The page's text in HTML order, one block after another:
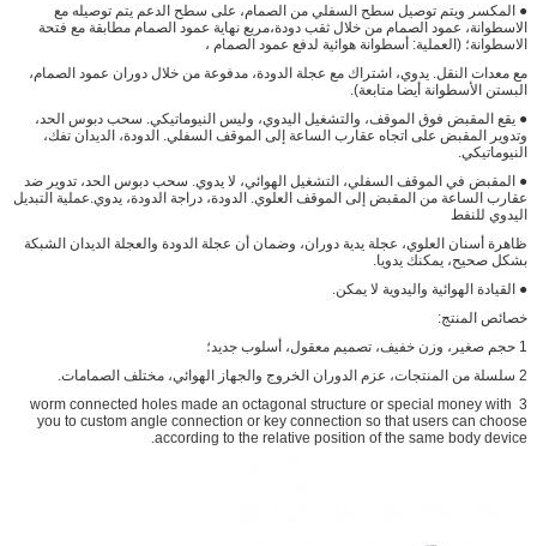
● المكسر ويتم توصيل سطح السفلي من الصمام، على سطح الدعم يتم توصيله مع
الاسطوانة، عمود الصمام من خلال ثقب دودة،مربع نهاية عمود الصمام مطابقة مع فتحة
الاسطوانة؛ (العملية: أسطوانة هوائية لدفع عمود الصمام ،
مع معدات النقل. يدوي، اشتراك مع عجلة الدودة، مدفوعة من خلال دوران عمود الصمام،
البستن الأسطوانة أيضا متابعة).
● يقع المقبض فوق الموقف، والتشغيل اليدوي، وليس النيوماتيكي. سحب دبوس الحد،
وتدوير المقبض على اتجاه عقارب الساعة إلى الموقف السفلي. الدودة، الديدان تفك،
النيوماتيكي.
● المقبض في الموقف السفلي، التشغيل الهوائي، لا يدوي. سحب دبوس الحد، تدوير ضد
عقارب الساعة من المقبض إلى الموقف العلوي. الدودة، دراجة الدودة، يدوي.عملية التبديل
اليدوي للنفط
ظاهرة أسنان العلوي، عجلة يدية دوران، وضمان أن عجلة الدودة والعجلة الديدان الشبكة
بشكل صحيح، يمكنك يدويا.
● القيادة الهوائية واليدوية لا يمكن.
خصائص المنتج:
1 حجم صغير، وزن خفيف، تصميم معقول، أسلوب جديد؛
2 سلسلة من المنتجات، عزم الدوران الخروج والجهاز الهوائي، مختلف الصمامات.
3 worm connected holes made an octagonal structure or special money with
you to custom angle connection or key connection so that users can choose
according to the relative position of the same body device.